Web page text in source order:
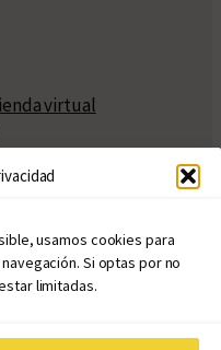
usamos cookies para
Si optas por no
limitadas.
virtual